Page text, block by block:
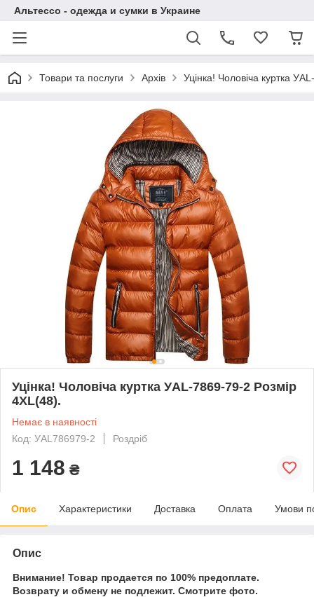
Альтессо - одежда и сумки в Украине
Товари та послуги Архів Уцінка! Чоловіча куртка
Уцінка! Чоловіча куртка УAL-7869-79-2 Розмір
4XL(48).
Немає в наявності
Код: УAL786979-2
Роздріб
1 148 ₴
Опис Характеристики Доставка Оплата Умови
Опис
Внимание! Товар продается по 100% предоплате.
Возврату и обмену не подлежит. Смотрите фото.